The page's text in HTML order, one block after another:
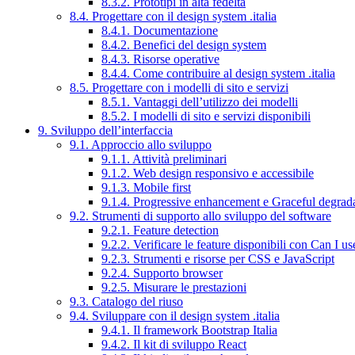
8.4. Progettare con il design system .italia
8.4.1. Documentazione
8.4.2. Benefici del design system
8.4.3. Risorse operative
8.4.4. Come contribuire al design system .italia
8.5. Progettare con i modelli di sito e servizi
8.5.1. Vantaggi dell’utilizzo dei modelli
8.5.2. I modelli di sito e servizi disponibili
9. Sviluppo dell’interfaccia
9.1. Approccio allo sviluppo
9.1.1. Attività preliminari
9.1.2. Web design responsivo e accessibile
9.1.3. Mobile first
9.1.4. Progressive enhancement e Graceful
9.2. Strumenti di supporto allo sviluppo del software
9.2.1. Feature detection
9.2.2. Verificare le feature disponibili con Can I
9.2.3. Strumenti e risorse per CSS e JavaScript
9.2.4. Supporto browser
9.2.5. Misurare le prestazioni
9.3. Catalogo del riuso
9.4. Sviluppare con il design system .italia
9.4.1. Il framework Bootstrap Italia
9.4.2. Il kit di sviluppo React